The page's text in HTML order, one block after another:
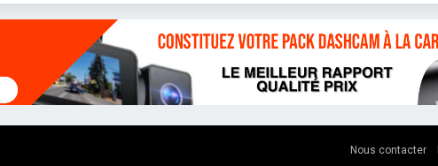
Nous contacter